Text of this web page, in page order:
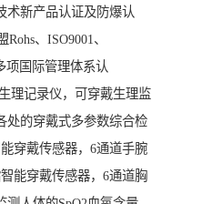
术新产品认证及防爆认
、ISO9001、
项国际管理体系认
理记录仪，可穿戴生理监
处的穿戴式多参数综合检
穿戴传感器，6通道手腕
能穿戴传感器，6通道胸